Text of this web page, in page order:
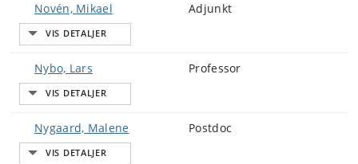
Novén, Mikael Adjunkt
Nybo, Lars Professor
Nygaard, Malene Postdoc